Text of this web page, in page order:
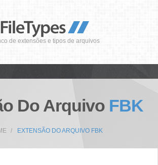
de extensões e tipos de arquivos
Do Arquivo FBK
EXTENSÃO DO ARQUIVO FBK